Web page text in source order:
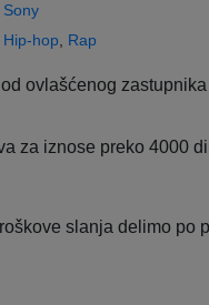
Sony
Hip-hop Rap
ovlašćenog
za iznose preko 4000
slanja delimo po